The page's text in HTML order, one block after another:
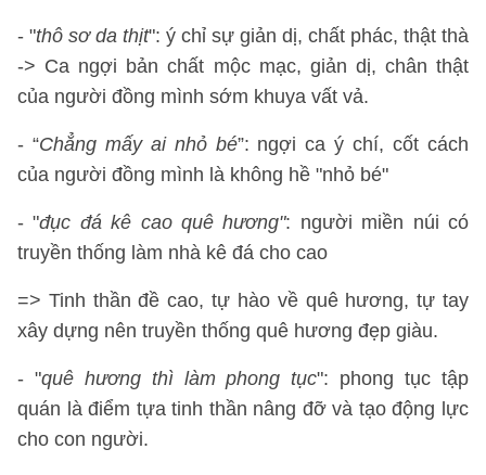
- "thô sơ da thịt": ý chỉ sự giản dị, chất phác, thật thà
-> Ca ngợi bản chất mộc mạc, giản dị, chân thật
của người đồng mình sớm khuya vất vả.
- “Chẳng mấy ai nhỏ bé”: ngợi ca ý chí, cốt cách
của người đồng mình là không hề "nhỏ bé"
- "đục đá kê cao quê hương": người miền núi có
truyền thống làm nhà kê đá cho cao
=> Tinh thần đề cao, tự hào về quê hương, tự tay
xây dựng nên truyền thống quê hương đẹp giàu.
- "quê hương thì làm phong tục": phong tục tập
quán là điểm tựa tinh thần nâng đỡ và tạo động lực
cho con người.